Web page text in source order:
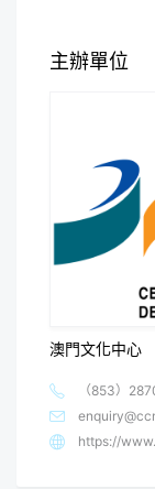
主辦單位
澳門文化中心
（853）
https://